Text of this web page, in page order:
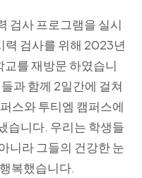
검사 프로그램을 실시
력 검사를 위해 2023년
교를 재방문 하였습니
과 함께 2일간에 걸쳐
스와 투티엠 캠퍼스에
습니다. 우리는 학생들
니라 그들의 건강한 눈
복했습니다.